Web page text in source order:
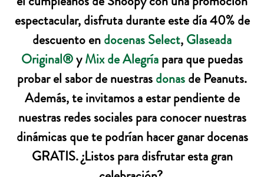
espectacular, disfruta durante este día 40% de
descuento endocenas Select,Glaseada
Original®yMix de Alegríapara que puedas
probar el sabor de nuestrasdonasde Peanuts.
Además, te invitamos a estar pendiente de
nuestras redes sociales para conocer nuestras
dinámicas que te podrían hacer ganar docenas
GRATIS. ¿Listos para disfrutar esta gran